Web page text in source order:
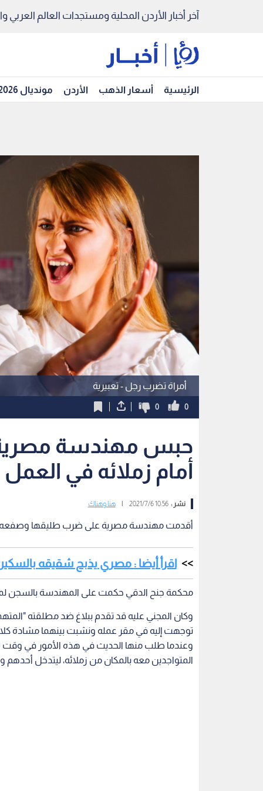
آخر أخبار الأردن المحلية ومستجدات العالم العربي
الرئيسية أسعار الذهب الأردن مونديال 2026
أمراة تضرب رجل - تعبيرية
0
0
حبس مهندسة
أمام زملائه في العمل
نشر :10:56 2021/7/6 هنا وهناك
أقدمت مهندسة مصرية على ضرب طليقها وصفعه
اقرأ أيضا : مصري يذبح شقيقه
محكمة جنح الدقي حكمت على المهندسة بالسجن لمدة شهر وكفالة
وكان المجني عليه قد تقدم ببلاغ ضد مطلقته
توجهت إليه في مقر عمله ونشبت بينهما مشادة
وعندما طلب منها الحديث في هذه الأمور في وقت
المتواجدين معه بالمكان من زملائه، ليتدخل